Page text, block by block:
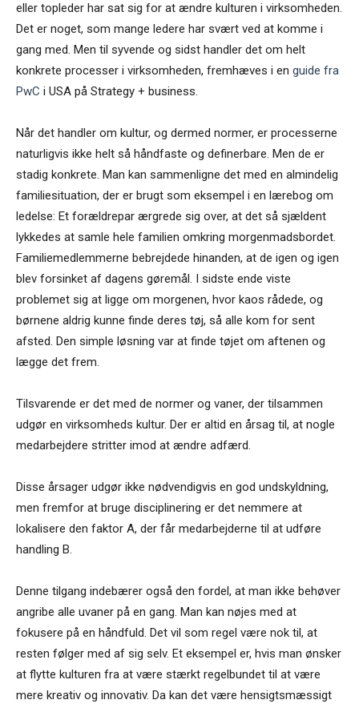
eller topleder har sat sig for at ændre kulturen i virksomheden.
Det er noget, som mange ledere har svært ved at komme i
gang med. Men til syvende og sidst handler det om helt
konkrete processer i virksomheden, fremhæves i en guide fra
PwC i USA på Strategy + business.
Når det handler om kultur, og dermed normer, er processerne
naturligvis ikke helt så håndfaste og definerbare. Men de er
stadig konkrete. Man kan sammenligne det med en almindelig
familiesituation, der er brugt som eksempel i en lærebog om
ledelse: Et forældrepar ærgrede sig over, at det så sjældent
lykkedes at samle hele familien omkring morgenmadsbordet.
Familiemedlemmerne bebrejdede hinanden, at de igen og igen
blev forsinket af dagens gøremål. I sidste ende viste
problemet sig at ligge om morgenen, hvor kaos rådede, og
børnene aldrig kunne finde deres tøj, så alle kom for sent
afsted. Den simple løsning var at finde tøjet om aftenen og
lægge det frem.
Tilsvarende er det med de normer og vaner, der tilsammen
udgør en virksomheds kultur. Der er altid en årsag til, at nogle
medarbejdere stritter imod at ændre adfærd.
Disse årsager udgør ikke nødvendigvis en god undskyldning,
men fremfor at bruge disciplinering er det nemmere at
lokalisere den faktor A, der får medarbejderne til at udføre
handling B.
Denne tilgang indebærer også den fordel, at man ikke behøver
angribe alle uvaner på en gang. Man kan nøjes med at
fokusere på en håndfuld. Det vil som regel være nok til, at
resten følger med af sig selv. Et eksempel er, hvis man ønsker
at flytte kulturen fra at være stærkt regelbundet til at være
mere kreativ og innovativ. Da kan det være hensigtsmæssigt